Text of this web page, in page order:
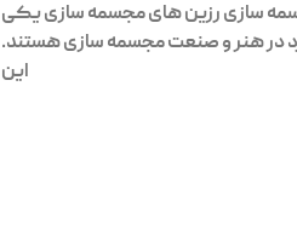
سازی رزین های مجسمه سازی یکی
در هنر و صنعت مجسمه سازی هستند.
این